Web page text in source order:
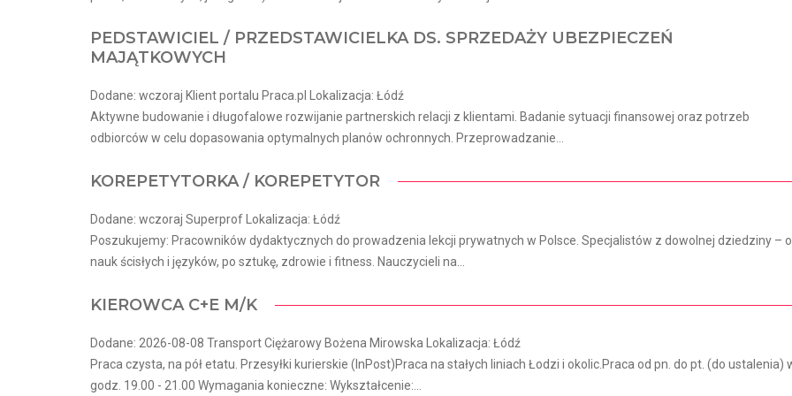
PEDSTAWICIEL / PRZEDSTAWICIELKA DS. SPRZEDAŻY UBEZPIECZEŃ
MAJĄTKOWYCH
Dodane: wczoraj Klient portalu Praca.pl Lokalizacja: Łódź
Aktywne budowanie i długofalowe rozwijanie partnerskich relacji z klientami. Badanie sytuacji finansowej oraz potrzeb
odbiorców w celu dopasowania optymalnych planów ochronnych. Przeprowadzanie...
KOREPETYTORKA / KOREPETYTOR
Dodane: wczoraj Superprof Lokalizacja: Łódź
Poszukujemy: Pracowników dydaktycznych do prowadzenia lekcji prywatnych w Polsce. Specjalistów z dowolnej dziedziny –
nauk ścisłych i języków, po sztukę, zdrowie i fitness. Nauczycieli na...
KIEROWCA C+E M/K
Dodane: 2026-08-08 Transport Ciężarowy Bożena Mirowska Lokalizacja: Łódź
Praca czysta, na pół etatu. Przesyłki kurierskie (InPost)Praca na stałych liniach Łodzi i okolic.Praca od pn. do pt. (do ustalenia)
godz. 19.00 - 21.00 Wymagania konieczne: Wykształcenie:...